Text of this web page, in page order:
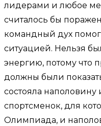
лидерами и любое
считалось бы
командный дух помог
ситуацией. Нельзя
энергию, потому что
должны были
состояла
спортсменок, для
Олимпиада, и